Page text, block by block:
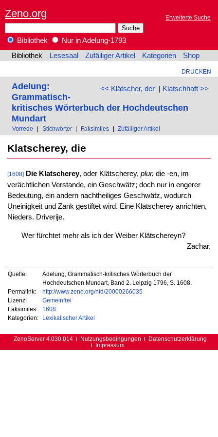
Zeno.org Erweiterte Suche
Bibliothek
Nur in Adelung-1793
Bibliothek
Lesesaal Zufälliger Artikel Kategorien Shop
DRUCKEN
<< Klätscher, der| Klatschhaft >>
Adelung:
Grammatisch-
kritisches Wörterbuch der Hochdeutschen
Mundart
Vorrede Stichwörter Faksimiles Zufälliger Artikel
Klatscherey, die
[1608] Die Klatscherey, oder Klätscherey, plur. die -en, im
verächtlichen Verstande, ein Geschwätz; doch nur in engerer
Bedeutung, ein andern nachtheiliges Geschwätz, wodurch
Uneinigkeit und Zank gestiftet wird. Eine Klatscherey anrichten,
Nieders. Driverije.
Wer fürchtet mehr als ich der Weiber Klätschereyn?
Zachar.
Quelle:
Adelung, Grammatisch-kritisches Wörterbuch der
Hochdeutschen Mundart, Band 2. Leipzig 1796, S. 1608.
Permalink:
http://www.zeno.org/nid/20000266035
Lizenz:
Gemeinfrei
Faksimiles:
1608
Kategorien:
Lexikalischer Artikel
ZenoServer 4.030.014 Nutzungsbedingungen
Datenschutzerklärung
Impressum